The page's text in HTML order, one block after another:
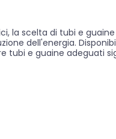
la scelta di tubi e
dell'energia.
e guaine adeguati